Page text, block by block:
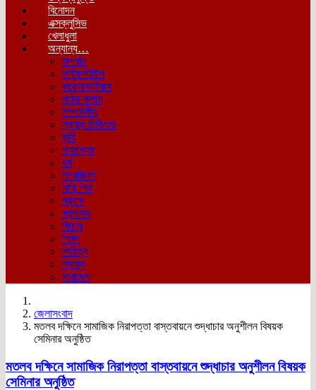
বিনোদন
এক্সক্লুসিভ
খেলাধুলা
অন্যান্য…
অপরাধ
লাইফস্টাইল
করোনাভাইরাস
পাঠক কলাম
সম্পাদকীয়
স্বাস্থ্য-চিকিৎসা
কৃষি
গণমাধ্যম
ধর্ম
নগরজিবন
নারি-শিশু
প্রবাস
প্রশাসন
ফিচার
শিক্ষা
সাহিত্য
স্বাস্থ্য
সারাদেশ
জেলাসংবাদ
মতলব দক্ষিনে সামাজিক নিরাপত্তা বাস্তবায়নে শুদ্ধাচার অনুশীলন বিষয়ক
সেমিনার অনুষ্ঠিত
মতলব দক্ষিনে সামাজিক নিরাপত্তা বাস্তবায়নে শুদ্ধাচার অনুশীলন বিষয়ক
সেমিনার অনুষ্ঠিত